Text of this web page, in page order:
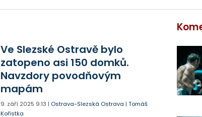
Ve Slezské Ostravě bylo
zatopeno asi 150 domků.
Navzdory povodňovým
mapám
9. září 2025 9:13 | Ostrava-Slezská Ostrava |Tomáš
Kořistka